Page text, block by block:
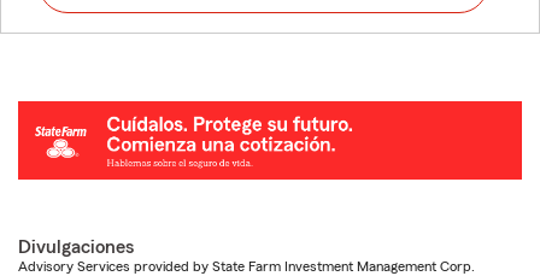
Divulgaciones
Advisory Services provided by State Farm Investment Management Corp.